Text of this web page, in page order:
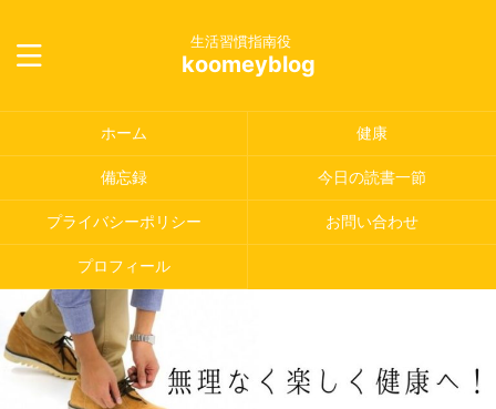
生活習慣指南役
koomeyblog
ホーム 健康
備忘録 今日の読書一節
プライバシーポリシー お問い合わせ
プロフィール